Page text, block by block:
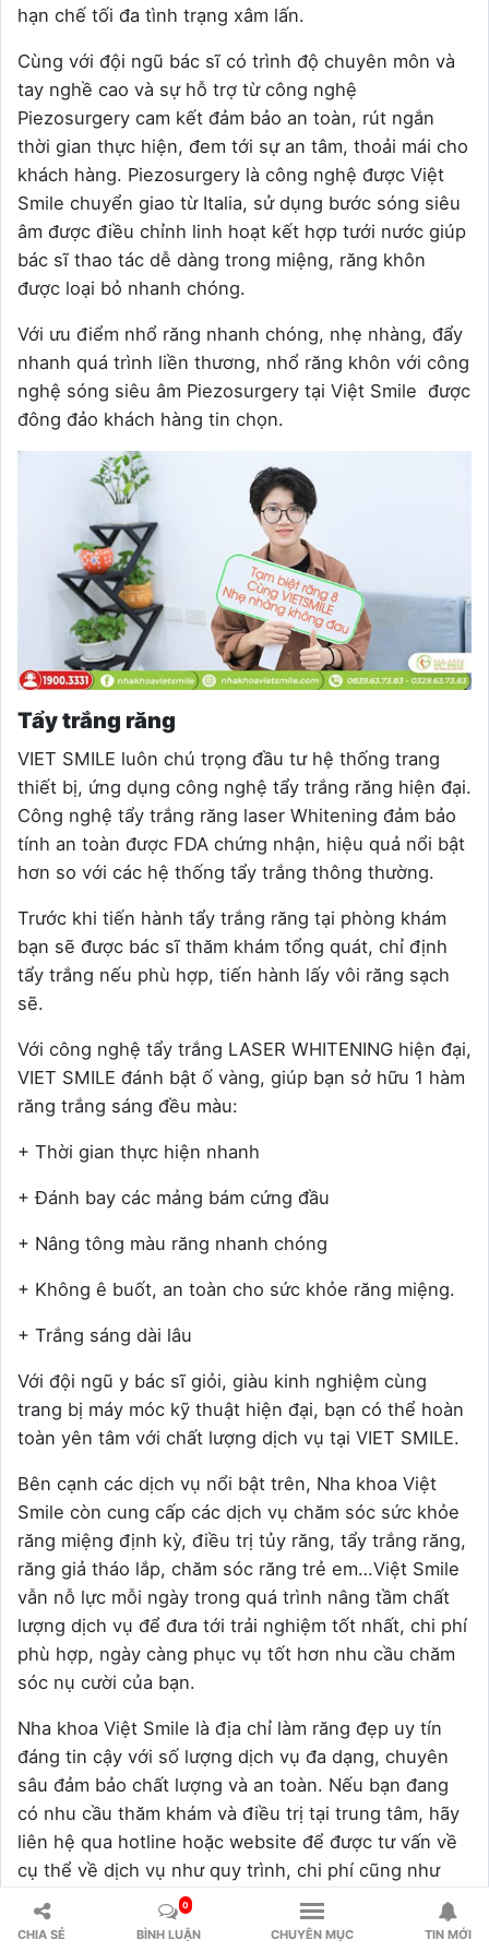
hạn chế tối đa tình trạng xâm lấn.
Cùng với đội ngũ bác sĩ có trình độ chuyên môn và
tay nghề cao và sự hỗ trợ từ công nghệ
Piezosurgery cam kết đảm bảo an toàn, rút ngắn
thời gian thực hiện, đem tới sự an tâm, thoải mái cho
khách hàng. Piezosurgery là công nghệ được Việt
Smile chuyển giao từ Italia, sử dụng bước sóng siêu
âm được điều chỉnh linh hoạt kết hợp tưới nước giúp
bác sĩ thao tác dễ dàng trong miệng, răng khôn
được loại bỏ nhanh chóng.
Với ưu điểm nhổ răng nhanh chóng, nhẹ nhàng, đẩy
nhanh quá trình liền thương, nhổ răng khôn với công
nghệ sóng siêu âm Piezosurgery tại Việt Smile được
đông đảo khách hàng tin chọn.
Tẩy trắng răng
VIET SMILE luôn chú trọng đầu tư hệ thống trang
thiết bị, ứng dụng công nghệ tẩy trắng răng hiện đại.
Công nghệ tẩy trắng răng laser Whitening đảm bảo
tính an toàn được FDA chứng nhận, hiệu quả nổi bật
hơn so với các hệ thống tẩy trắng thông thường.
Trước khi tiến hành tẩy trắng răng tại phòng khám
bạn sẽ được bác sĩ thăm khám tổng quát, chỉ định
tẩy trắng nếu phù hợp, tiến hành lấy vôi răng sạch
sẽ.
Với công nghệ tẩy trắng LASER WHITENING hiện đại,
VIET SMILE đánh bật ố vàng, giúp bạn sở hữu 1 hàm
răng trắng sáng đều màu:
+ Thời gian thực hiện nhanh
+ Đánh bay các mảng bám cứng đầu
+ Nâng tông màu răng nhanh chóng
+ Không ê buốt, an toàn cho sức khỏe răng miệng.
+ Trắng sáng dài lâu
Với đội ngũ y bác sĩ giỏi, giàu kinh nghiệm cùng
trang bị máy móc kỹ thuật hiện đại, bạn có thể hoàn
toàn yên tâm với chất lượng dịch vụ tại VIET SMILE.
Bên cạnh các dịch vụ nổi bật trên, Nha khoa Việt
Smile còn cung cấp các dịch vụ chăm sóc sức khỏe
răng miệng định kỳ, điều trị tủy răng, tẩy trắng răng,
răng giả tháo lắp, chăm sóc răng trẻ em…Việt Smile
vẫn nỗ lực mỗi ngày trong quá trình nâng tầm chất
lượng dịch vụ để đưa tới trải nghiệm tốt nhất, chi phí
phù hợp, ngày càng phục vụ tốt hơn nhu cầu chăm
sóc nụ cười của bạn.
Nha khoa Việt Smile là địa chỉ làm răng đẹp uy tín
đáng tin cậy với số lượng dịch vụ đa dạng, chuyên
sâu đảm bảo chất lượng và an toàn. Nếu bạn đang
có nhu cầu thăm khám và điều trị tại trung tâm, hãy
liên hệ qua hotline hoặc website để được tư vấn về
cụ thể về dịch vụ như quy trình, chi phí cũng như
chính sách bảo hành.
Thông tin liên hệ
CHIA SẺ
0
BÌNH LUẬN CHUYÊN MỤC TIN MỚI